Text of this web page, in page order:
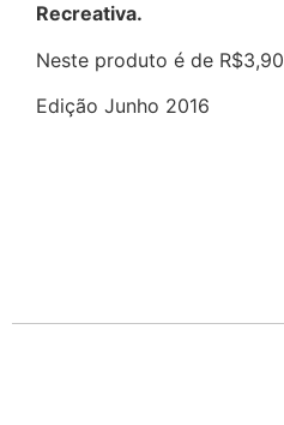
Recreativa.
Neste produto é de R$3,90
Edição Junho 2016